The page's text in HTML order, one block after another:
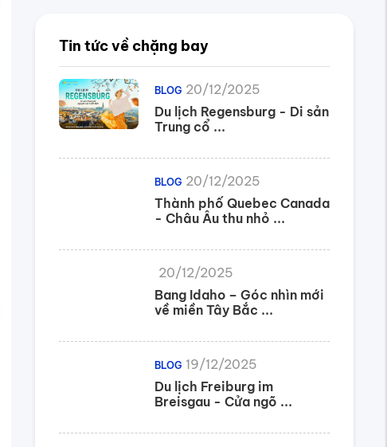
Tin tức về chặng bay
BLOG 20/12/2025
Du lịch Regensburg - Di sản
Trung cổ ...
BLOG 20/12/2025
Thành phố Quebec Canada
- Châu Âu thu nhỏ ...
20/12/2025
Bang Idaho – Góc nhìn mới
về miền Tây Bắc ...
BLOG 19/12/2025
Du lịch Freiburg im
Breisgau - Cửa ngõ ...